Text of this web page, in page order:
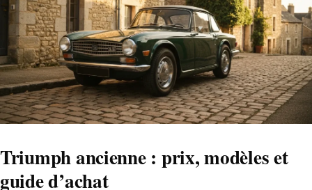
Triumph ancienne : prix, modèles et
guide d’achat